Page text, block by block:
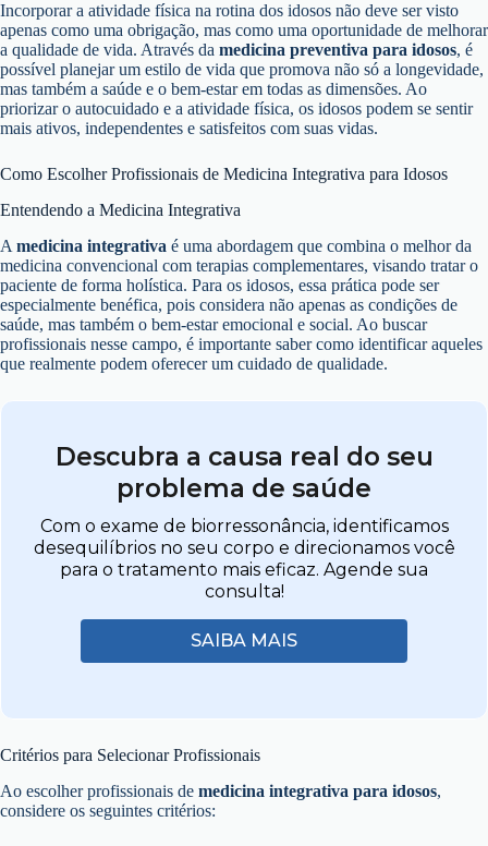
Incorporar a atividade física na rotina dos idosos não deve ser visto
apenas como uma obrigação, mas como uma oportunidade de melhorar
a qualidade de vida. Através da medicina preventiva para idosos, é
possível planejar um estilo de vida que promova não só a longevidade,
mas também a saúde e o bem-estar em todas as dimensões. Ao
priorizar o autocuidado e a atividade física, os idosos podem se sentir
mais ativos, independentes e satisfeitos com suas vidas.
Como Escolher Profissionais de Medicina Integrativa para Idosos
Entendendo a Medicina Integrativa
A medicina integrativa é uma abordagem que combina o melhor da
medicina convencional com terapias complementares, visando tratar o
paciente de forma holística. Para os idosos, essa prática pode ser
especialmente benéfica, pois considera não apenas as condições de
saúde, mas também o bem-estar emocional e social. Ao buscar
profissionais nesse campo, é importante saber como identificar aqueles
que realmente podem oferecer um cuidado de qualidade.
Descubra a causa real do seu
problema de saúde
Com o exame de biorressonância, identificamos
desequilíbrios no seu corpo e direcionamos você
para o tratamento mais eficaz. Agende sua
consulta!
SAIBA MAIS
Critérios para Selecionar Profissionais
Ao escolher profissionais de medicina integrativa para idosos,
considere os seguintes critérios: